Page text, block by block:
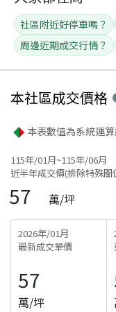
社區附近好停車嗎？
周邊近期成交行情？
本社區成交價格
本表數值為系統運
115年/01月~115年/06月
近半年成交價(排除特殊關
57 萬/坪
2026年/01月
最新成交單價
57
萬/坪